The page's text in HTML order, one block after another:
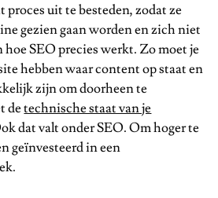
uit te besteden, zodat ze
gezien gaan worden en zich niet
SEO precies werkt. Zo moet je
hebben waar content op staat en
zijn om doorheen te
detechnische staat van je
dat valt onder SEO. Om hoger te
geïnvesteerd in een